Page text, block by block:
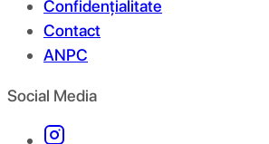
Confidențialitate
Contact
ANPC
Social Media